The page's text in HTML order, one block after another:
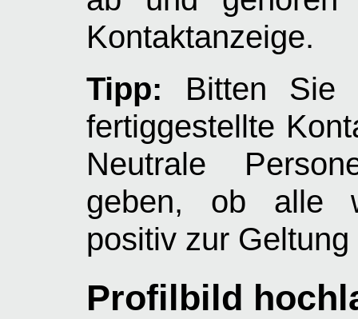
Kontaktanzeige.
Tipp: Bitten Sie
fertiggestellte
Neutrale
geben, ob alle
positiv zur
Profilbild